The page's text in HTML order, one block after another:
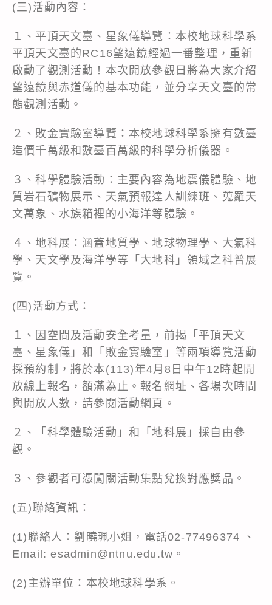
(三)活動內容：
１、平頂天文臺、星象儀導覽：本校地球科學系
平頂天文臺的RC16望遠鏡經過一番整理，重新
啟動了觀測活動！本次開放參觀日將為大家介紹
望遠鏡與赤道儀的基本功能，並分享天文臺的常
態觀測活動。
２、敗金實驗室導覽：本校地球科學系擁有數臺
造價千萬級和數臺百萬級的科學分析儀器。
３、科學體驗活動：主要內容為地震儀體驗、地
質岩石礦物展示、天氣預報達人訓練班、蒐羅天
文萬象、水族箱裡的小海洋等體驗。
４、地科展：涵蓋地質學、地球物理學、大氣科
學、天文學及海洋學等「大地科」領域之科普展
覽。
(四)活動方式：
１、因空間及活動安全考量，前揭「平頂天文
臺、星象儀」和「敗金實驗室」等兩項導覽活動
採預約制，將於本(113)年4月8日中午12時起開
放線上報名，額滿為止。報名網址、各場次時間
與開放人數，請參閱活動網頁。
２、「科學體驗活動」和「地科展」採自由參
觀。
３、參觀者可憑闖關活動集點兌換對應獎品。
(五)聯絡資訊：
(1)聯絡人：劉曉珮小姐，電話02-77496374 、
Email: esadmin@ntnu.edu.tw。
(2)主辦單位：本校地球科學系。